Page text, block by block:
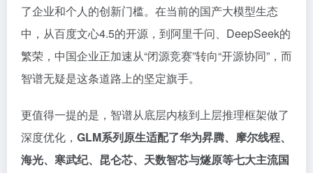
了企业和个人的创新门槛。在当前的国产大模型生态
中，从百度文心4.5的开源，到阿里千问、DeepSeek的
繁荣，中国企业正加速从“闭源竞赛”转向“开源协同”，而
智谱无疑是这条道路上的坚定旗手。
更值得一提的是，智谱从底层内核到上层推理框架做了
深度优化， GLM系列原生适配了华为昇腾、摩尔线程、
海光、寒武纪、昆仑芯、天数智芯与燧原等七大主流国